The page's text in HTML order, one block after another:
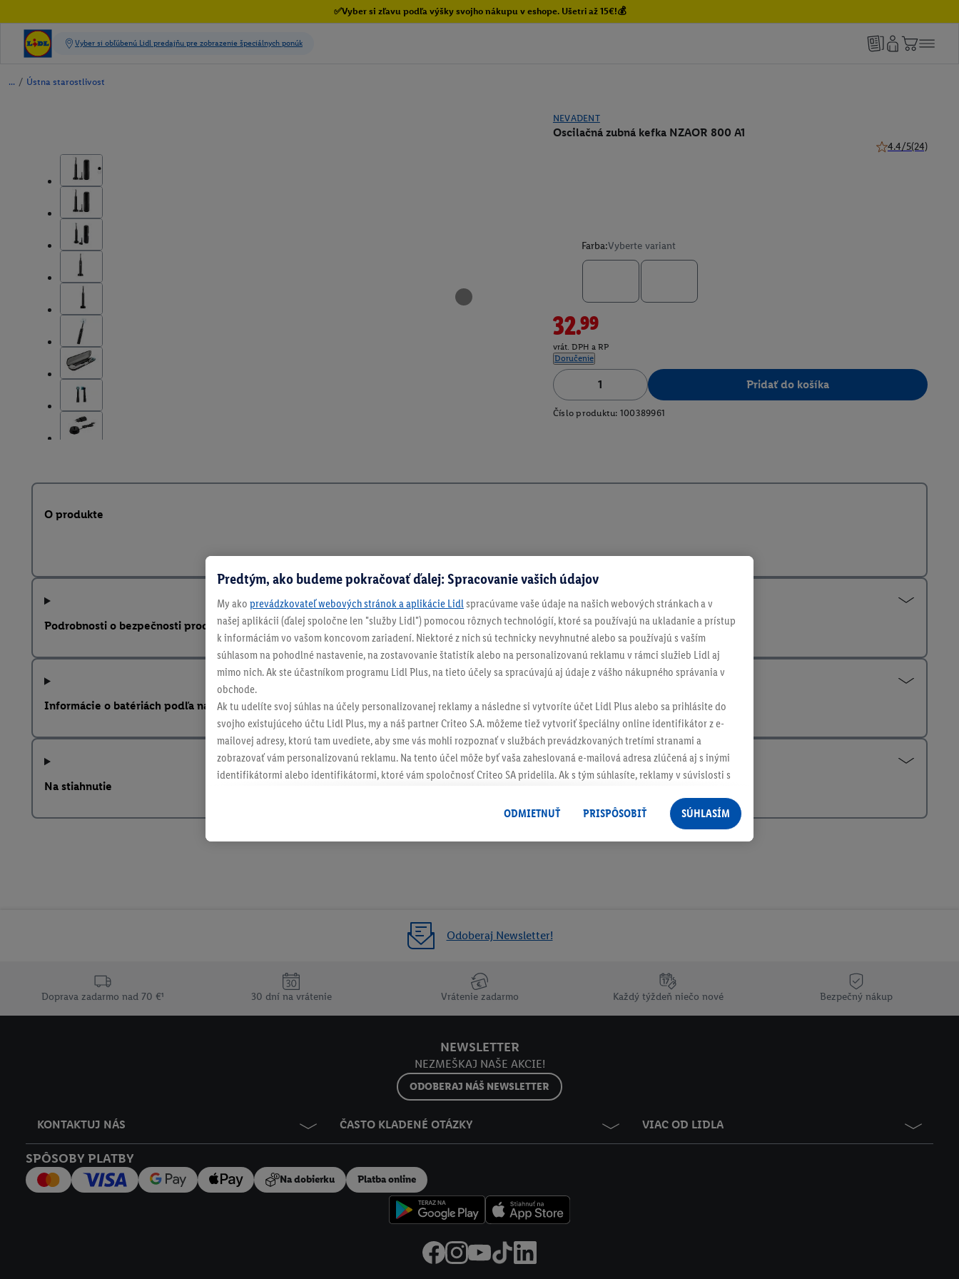
✅Vyber si zľavu podľa výšky svojho nákupu v eshope. Ušetri až 15€!💰
/ Ústna starostlivosť
NEVADENT
Oscilačná zubná kefka NZAOR 800 A1
4.4/5(24)
Farba:Vyberte variant
32.99
vrát. DPH a RP
Doručenie
Pridať do košíka
Číslo produktu: 100389961
O produkte
Podrobnosti o bezpečnosti produktu
Informácie o batériách podľa nariadenia EÚ o batériách
Na stiahnutie
Odoberaj Newsletter!
Doprava zadarmo nad 70 €¹ 30 dní na vrátenie Vrátenie zadarmo Každý týždeň niečo nové Bezpečný nákup
NEWSLETTER
NEZMEŠKAJ NAŠE AKCIE!
ODOBERAJ NÁŠ NEWSLETTER
KONTAKTUJ NÁS ČASTO KLADENÉ OTÁZKY VIAC OD LIDLA
SPÔSOBY PLATBY
Na dobierku Platba online
Predtým, ako budeme pokračovať ďalej: Spracovanie vašich údajov
My ako prevádzkovateľ webových stránok a aplikácie Lidl spracúvame vaše údaje na našich webových stránkach a v
našej aplikácii (ďalej spoločne len "služby Lidl") pomocou rôznych technológií, ktoré sa používajú na ukladanie a prístup
k informáciám vo vašom koncovom zariadení. Niektoré z nich sú technicky nevyhnutné alebo sa používajú s vaším
súhlasom na pohodlné nastavenie, na zostavovanie štatistík alebo na personalizovanú reklamu v rámci služieb Lidl aj
mimo nich. Ak ste účastníkom programu Lidl Plus, na tieto účely sa spracúvajú aj údaje z vášho nákupného správania v
obchode.
Ak tu udelíte svoj súhlas na účely personalizovanej reklamy a následne si vytvoríte účet Lidl Plus alebo sa prihlásite do
svojho existujúceho účtu Lidl Plus, my a náš partner Criteo S.A. môžeme tiež vytvoriť špeciálny online identifikátor z e-
mailovej adresy, ktorú tam uvediete, aby sme vás mohli rozpoznať v službách prevádzkovaných tretími stranami a
zobrazovať vám personalizovanú reklamu. Na tento účel môže byť vaša zaheslovaná e-mailová adresa zlúčená aj s inými
identifikátormi alebo identifikátormi, ktoré vám spoločnosť Criteo SA pridelila. Ak s tým súhlasíte, reklamy v súvislosti s
internetovom obchode, ale nie jeho zakúpením), sa môžu zobrazovať aj na rôznych zariadeniach a v rôznych službách
spoločnosti Lidl ak vám možno priradiť niekoľko koncových zariadení alebo používanie viacerých služieb spoločnosti
Lidl, pomocou vašej hashovanej e-mailovej adresy a prípadne ďalších identifikátorov/identifikátorov, ktoré má
vyjadríte súhlas so spracúvaním na všetky vyššie uvedené účely. Ďalšie informácie vrátane informácií o dobe
uchovávania údajov a Vašom práve kedykoľvek odvolať súhlas s účinnosťou do budúcnosti nájdete v našich
ODMIETNUŤ PRISPÔSOBIŤ SÚHLASÍM